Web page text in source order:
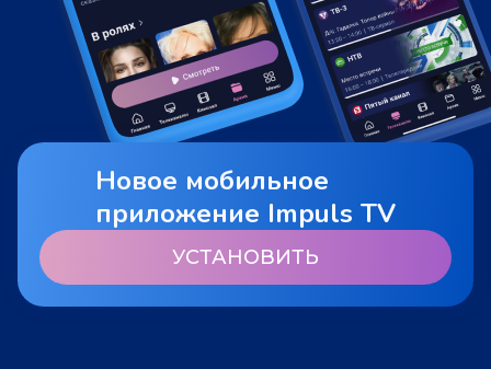
Новое мобильное
приложение Impuls TV
УСТАНОВИТЬ